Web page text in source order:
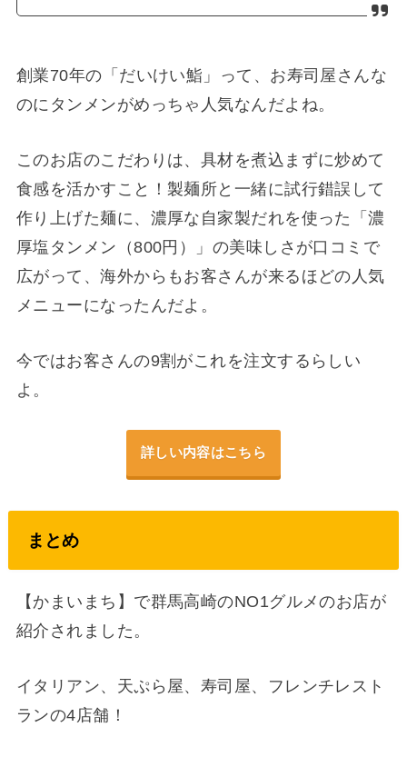
創業70年の「だいけい鮨」って、お寿司屋さんな
のにタンメンがめっちゃ人気なんだよね。
このお店のこだわりは、具材を煮込まずに炒めて
食感を活かすこと！製麺所と一緒に試行錯誤して
作り上げた麺に、濃厚な自家製だれを使った「濃
厚塩タンメン（800円）」の美味しさが口コミで
広がって、海外からもお客さんが来るほどの人気
メニューになったんだよ。
今ではお客さんの9割がこれを注文するらしい
よ。
詳しい内容はこちら
まとめ
【かまいまち】で群馬高崎のNO1グルメのお店が
紹介されました。
イタリアン、天ぷら屋、寿司屋、フレンチレスト
ランの4店舗！